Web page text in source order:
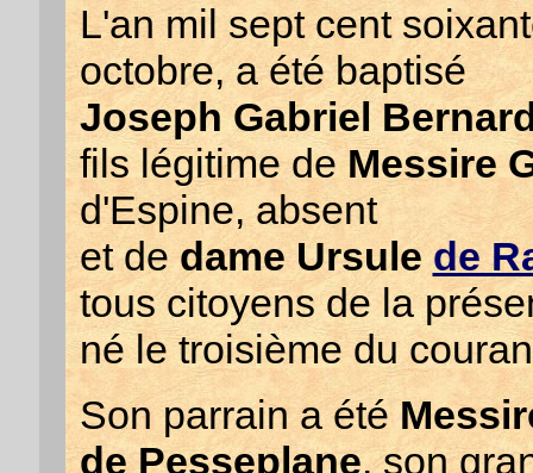
L'an mil sept cent
octobre, a été baptisé
Joseph Gabriel
fils légitime deMessire
d'Espine, absent
et de dame Ursulede
tous citoyens de la
né le troisième du
Son parrain a été
de Pesseplane, son